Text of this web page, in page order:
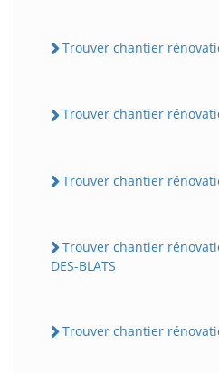
Trouver chantier
Trouver chantier
Trouver chantier
Trouver chantier
DES-BLATS
Trouver chantier